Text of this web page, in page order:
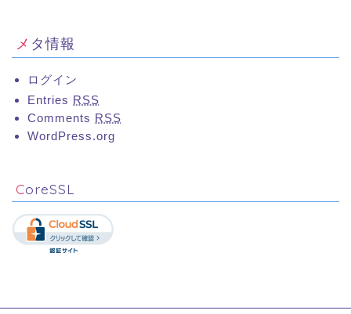
メタ情報
ログイン
Entries RSS
Comments RSS
WordPress.org
CoreSSL